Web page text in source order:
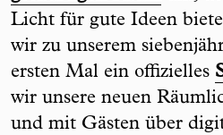
Licht für gute Ideen
wir zu unserem
ersten Mal ein offizielles
wir unsere neuen
und mit Gästen über